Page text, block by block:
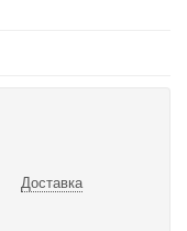
Доставка